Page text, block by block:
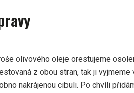
olivového oleje orestujeme
z obou stran, tak ji
nakrájenou cibuli. Po chvíli